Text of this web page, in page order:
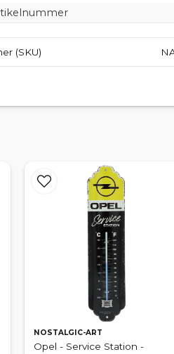
(SKU)
NOSTALGIC-ART
Opel - Service Station -